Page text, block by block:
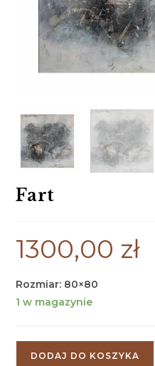
Fart
1300,00 zł
Rozmiar: 80×80
1 w magazynie
DODAJ DO KOSZYKA